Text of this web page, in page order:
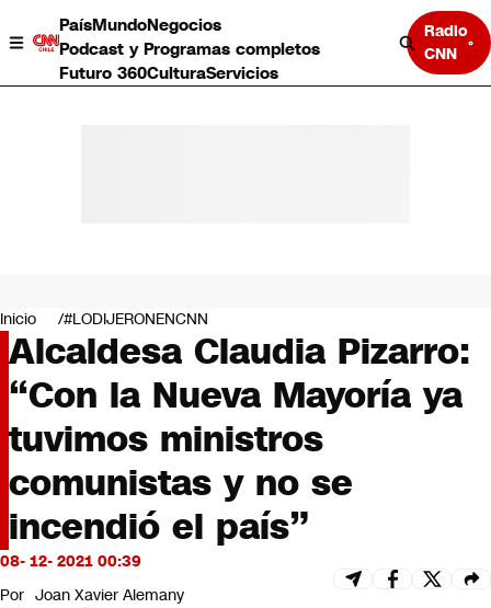
PaísMundoNegocios
Podcast y Programas completos
Futuro 360CulturaServicios
Radio
CNN
Negocios
Deportes
Programas completos
Cultura
Servicios
Bits
CNN tiempo
Opinión
Inicio #LODIJERONENCNN
Alcaldesa Claudia Pizarro:
“Con la Nueva Mayoría ya
tuvimos ministros
comunistas y no se
incendió el país”
08- 12- 2021 00:39
Por Joan Xavier Alemany